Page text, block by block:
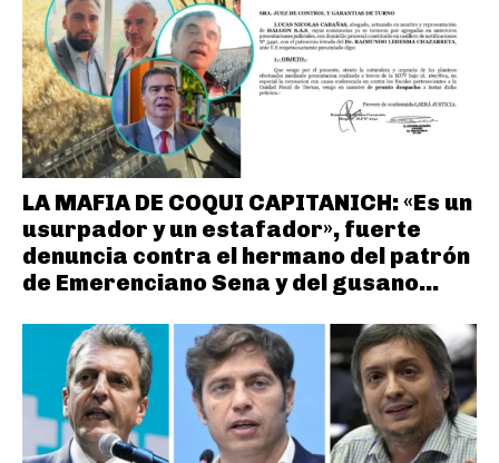
LA MAFIA DE COQUI CAPITANICH: «Es un
usurpador y un estafador», fuerte
denuncia contra el hermano del patrón
de Emerenciano Sena y del gusano...